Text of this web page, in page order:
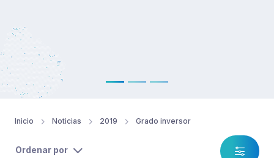
Inicio Noticias 2019 Grado inversor